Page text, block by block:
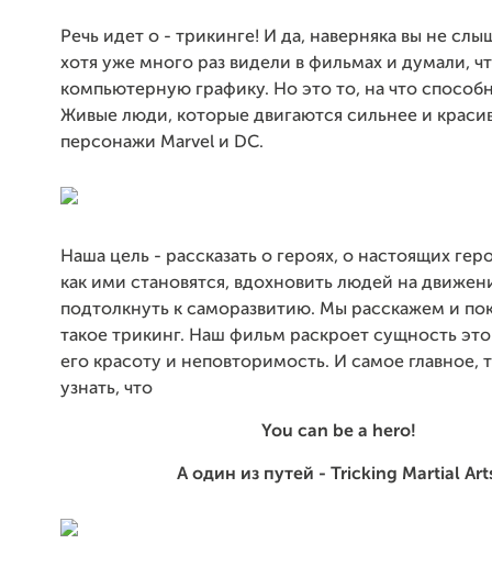
Речь идет о - трикинге! И да, наверняка вы не
хотя уже много раз видели в фильмах и думали,
компьютерную графику. Но это то, на что
Живые люди, которые двигаются сильнее и
персонажи Marvel и DC.
Наша цель - рассказать о героях, о настоящих
как ими становятся, вдохновить людей на
подтолкнуть к саморазвитию. Мы расскажем и
такое трикинг. Наш фильм раскроет сущность
его красоту и неповторимость. И самое главное,
узнать, что
You can be а hero!
А один из путей - Tricking Martial